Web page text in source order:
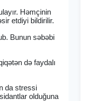
Həmçinin
etdiyi bildirilir.
Bunun səbəbi
də faydalı
da stressi
olduğuna